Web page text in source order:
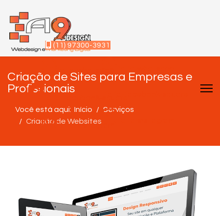
(11) 97300-3931
fa fa-instagram
Criação de Sites para Empresas e
Profissionais
Você está aqui: Início
Serviços
Criação de Websites